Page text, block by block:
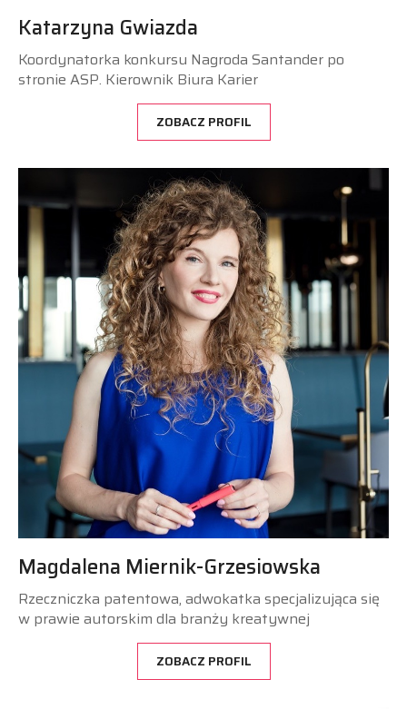
Katarzyna Gwiazda
Koordynatorka konkursu Nagroda Santander po
stronie ASP. Kierownik Biura Karier
ZOBACZ PROFIL
Magdalena Miernik-Grzesiowska
Rzeczniczka patentowa, adwokatka specjalizująca się
w prawie autorskim dla branży kreatywnej
ZOBACZ PROFIL